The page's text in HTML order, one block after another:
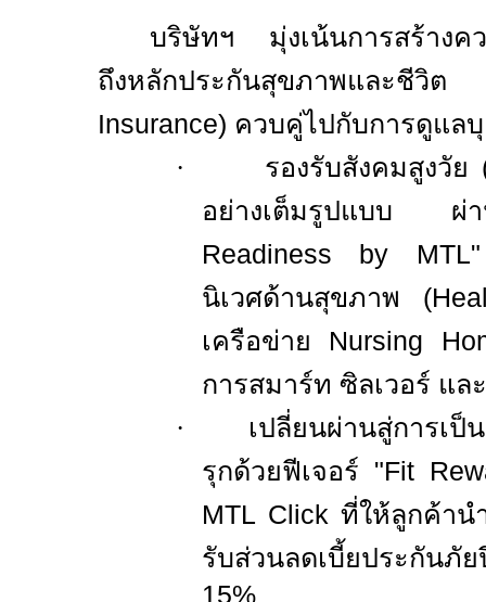
บริษัทฯ มุ่งเน้นการสร้างคว
ถึงหลักประกันสุขภาพแ
Insurance) ควบคู่ไปกับการดูแล
·
รองรับสังคมสูงวัย
อย่างเต็มรูปแบบ
Readiness by
นิเวศด้านสุขภาพ (
เครือข่าย Nursing
การสมาร์ท ซิลเวอร์ แล
·
เปลี่ยนผ่านสู่การเป็
รุกด้วยฟีเจอร์ "Fit
MTL Click ที่ให้ลูกค้าน
รับส่วนลดเบี้ยประกันภั
15%